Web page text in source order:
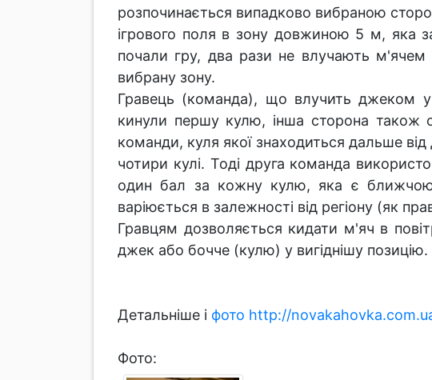
розпочинається випадково вибраною
ігрового поля в зону довжиною 5 м, яка
почали гру, два рази не влучають
вибрану зону.
Гравець (команда), що влучить джеком
кинули першу кулю, інша сторона також
команди, куля якої знаходиться дальше
чотири кулі. Тоді друга команда
один бал за кожну кулю, яка є ближчою
варіюється в залежності від регіону (як
Гравцям дозволяється кидати м'яч в
джек або бочче (кулю) у вигіднішу позицію.
Детальніше і фото http://
Фото: